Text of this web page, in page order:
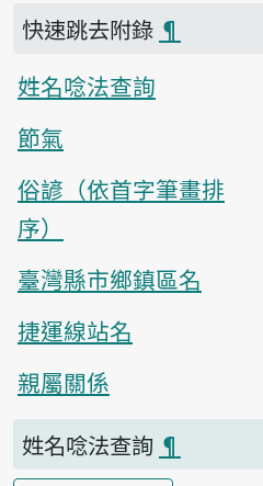
快速跳去附錄 ¶
姓名唸法查詢
節氣
俗諺（依首字筆畫排
序）
臺灣縣市鄉鎮區名
捷運線站名
親屬關係
姓名唸法查詢 ¶